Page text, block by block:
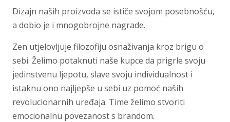
količina
Dizajn naših proizvoda se ističe svojom posebnošću,
a dobio je i mnogobrojne nagrade.
Zen utjelovljuje filozofiju osnaživanja kroz brigu o
sebi. Želimo potaknuti naše kupce da prigrle svoju
jedinstvenu ljepotu, slave svoju individualnost i
istaknu ono najljepše u sebi uz pomoć naših
revolucionarnih uređaja. Time želimo stvoriti
emocionalnu povezanost s brandom.